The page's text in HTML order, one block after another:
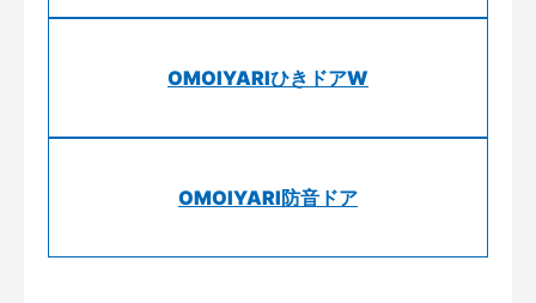
OMOIYARIひきドアW
OMOIYARI防音ドア